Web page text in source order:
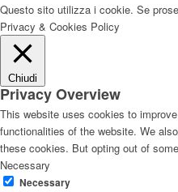
Questo sito utilizza i cookie. Se
Privacy & Cookies Policy
Chiudi
Privacy Overview
This website uses cookies to
functionalities of the website. We
these cookies. But opting out of
Necessary
Necessary